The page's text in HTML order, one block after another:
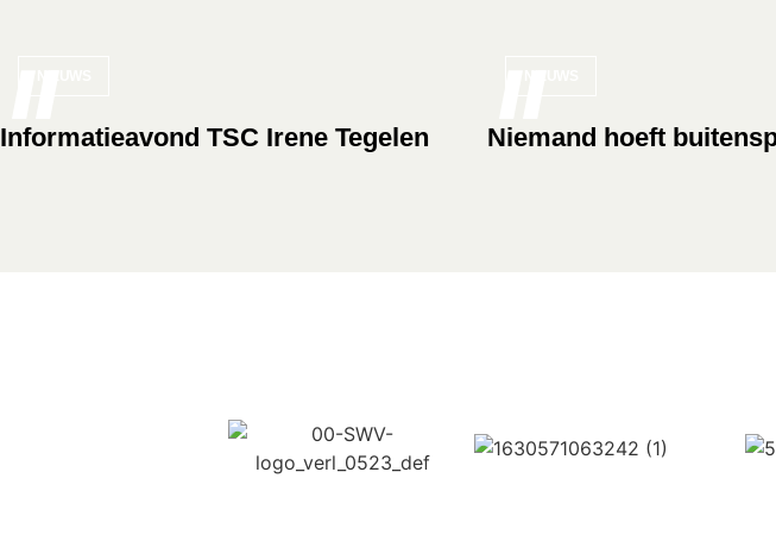
Informatieavond TSC Irene Tegelen Niemand hoeft